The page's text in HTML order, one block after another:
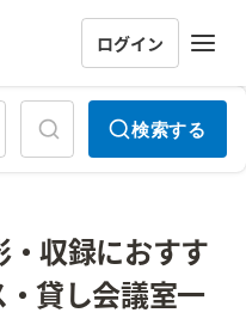
ログイン
検索する
収録におすす
貸し会議室一